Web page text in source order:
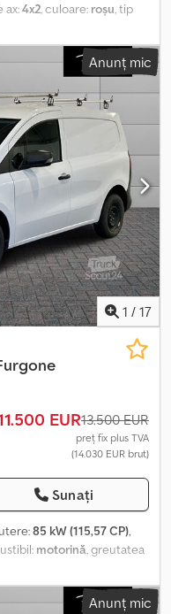
ax:4x2, culoare: roșu, tip
servodirecție,
contractualAnunț mic
1 / 17
EUR13.500 EUR
preț fix plus TVA
(14.030 EUR brut)
Sunați
85 kW (115,57 CP),
motorină , greutatea
ax:
Euro 6, suspensie:oțel,
servodirecție,
Anunț mic